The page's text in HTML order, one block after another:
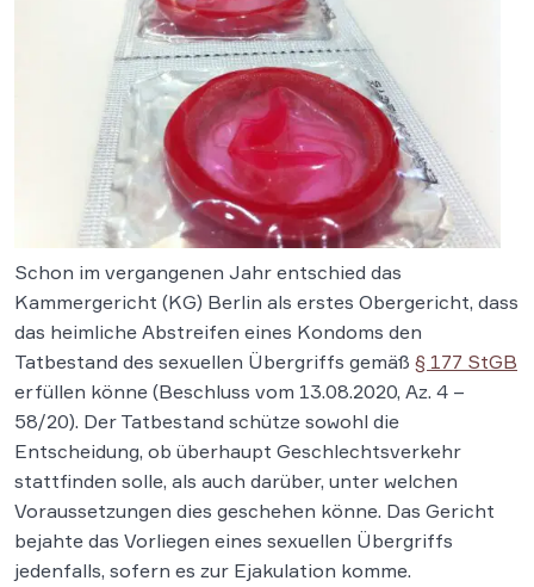
Schon im vergangenen Jahr entschied das
Kammergericht (KG) Berlin als erstes Obergericht, dass
das heimliche Abstreifen eines Kondoms den
Tatbestand des sexuellen Übergriffs gemäß § 177 StGB
erfüllen könne (Beschluss vom 13.08.2020, Az. 4 –
58/20). Der Tatbestand schütze sowohl die
Entscheidung, ob überhaupt Geschlechtsverkehr
stattfinden solle, als auch darüber, unter welchen
Voraussetzungen dies geschehen könne. Das Gericht
bejahte das Vorliegen eines sexuellen Übergriffs
jedenfalls, sofern es zur Ejakulation komme.